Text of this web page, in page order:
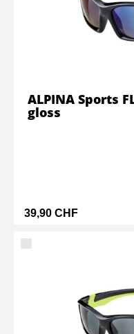
39,90 CHF
ALPINA Sports
gloss